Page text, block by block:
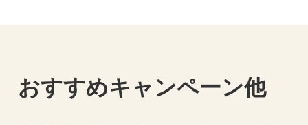
おすすめキャンペーン他